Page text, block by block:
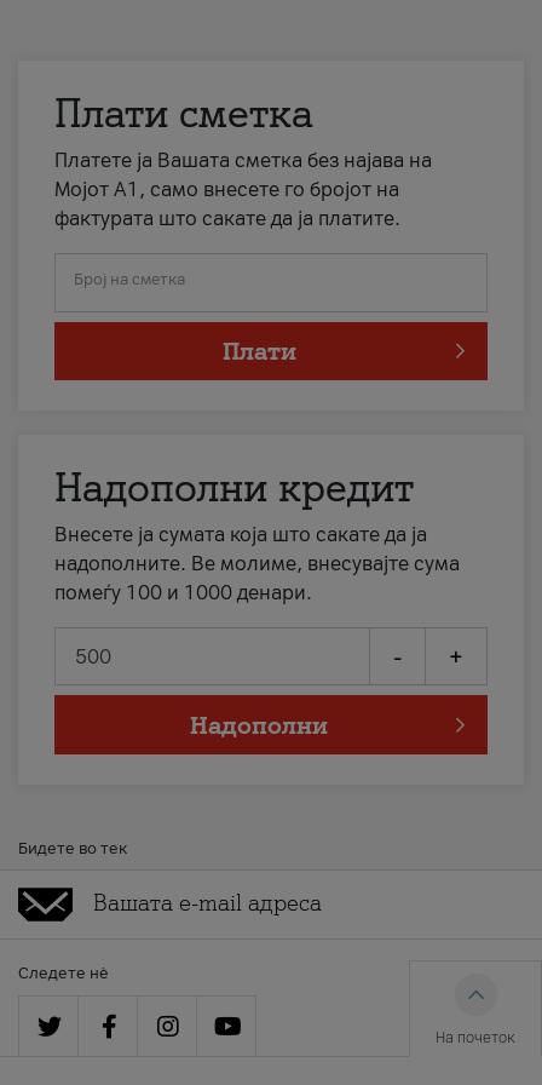
Плати сметка
Платете ја Вашата сметка без најава на
Мојот А1, само внесете го бројот на
фактурата што сакате да ја платите.
Број на сметка
Плати
Надополни кредит
Внесете ја сумата која што сакате да ја
надополните. Ве молиме, внесувајте сума
помеѓу 100 и 1000 денари.
- +
Надополни
Бидете во тек
Следете нè
На почеток